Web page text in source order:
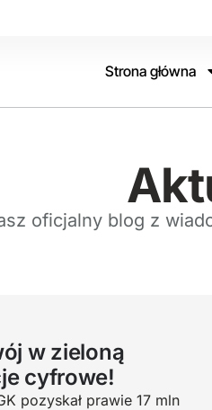
Strona główna
oficjalny blog z
w zieloną
cyfrowe!
pozyskał prawie 17 mln